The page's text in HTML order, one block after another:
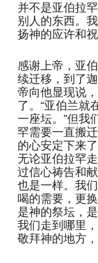
并不是亚伯拉
别人的东西。
扬神的应许和祝
感谢上帝，亚
续迁移，到了
帝向他显现说
了。“亚伯兰就
一座坛。”但我
罕需要一直搬
的心安定下来
无论亚伯拉罕
过信心祷告和
也是一样。我
喝的需要，更
是神的祭坛，
我们走到哪里
敬拜神的地方